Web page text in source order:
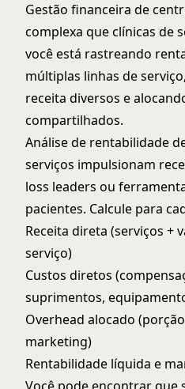
Gestão financeira de
complexa que clínicas de
você está rastreando
múltiplas linhas de
receita diversos e
compartilhados.
Análise de rentabilidade
serviços impulsionam
loss leaders ou
pacientes. Calcule para
Receita direta (serviços +
serviço)
Custos diretos
suprimentos,
Overhead alocado
marketing)
Rentabilidade líquida e